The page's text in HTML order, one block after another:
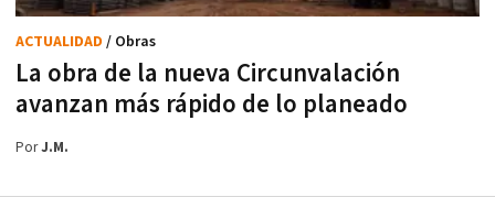
La obra de la nueva Circunvalación
avanzan más rápido de lo planeado
ACTUALIDAD / Obras
PorJ.M.